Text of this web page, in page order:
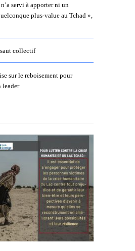
servi à apporter ni un
plus-value au Tchad »,
collectif
sur le reboisement pour
leader